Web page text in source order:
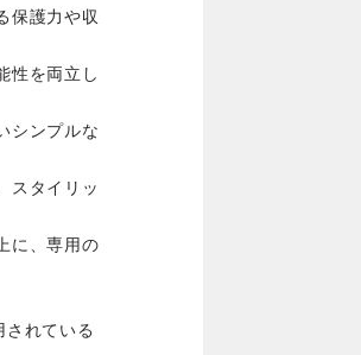
保護力や収
性を両立し
シンプルな
スタイリッ
に、専用の
されている